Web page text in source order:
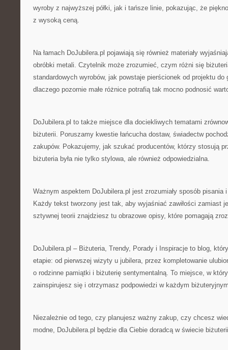
wyroby z najwyższej półki, jak i tańsze linie, pokazując, że
z wysoką ceną.
Na łamach DoJubilera.pl pojawiają się również materiały
obróbki metali. Czytelnik może zrozumieć, czym różni się
standardowych wyrobów, jak powstaje pierścionek od projektu do
dlaczego pozornie małe różnice potrafią tak mocno podnosić
DoJubilera.pl to także miejsce dla dociekliwych tematami
biżuterii. Poruszamy kwestie łańcucha dostaw, świadectw
zakupów. Pokazujemy, jak szukać producentów, którzy stosują
biżuteria była nie tylko stylowa, ale również odpowiedzialna.
Ważnym aspektem DoJubilera.pl jest zrozumiały sposób pisania
Każdy tekst tworzony jest tak, aby wyjaśniać zawiłości zamiast
sztywnej teorii znajdziesz tu obrazowe opisy, które pomagają
DoJubilera.pl – Biżuteria, Trendy, Porady i Inspiracje to blog,
etapie: od pierwszej wizyty u jubilera, przez kompletowanie
o rodzinne pamiątki i biżuterię sentymentalną. To miejsce, w
zainspirujesz się i otrzymasz podpowiedzi w każdym
Niezależnie od tego, czy planujesz ważny zakup, czy chcesz
modne, DoJubilera.pl będzie dla Ciebie doradcą w świecie